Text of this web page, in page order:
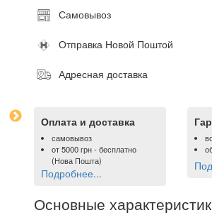
Самовывоз
Отправка Новой Поштой
Адресная доставка
Оплата и доставка
самовывоз
от5000 грн- бесплатно
(Нова Пошта)
Подробнее...
Основные